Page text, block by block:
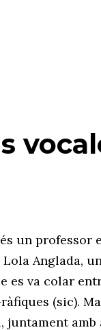
un professor
Anglada,
es va colar
(sic).
juntament